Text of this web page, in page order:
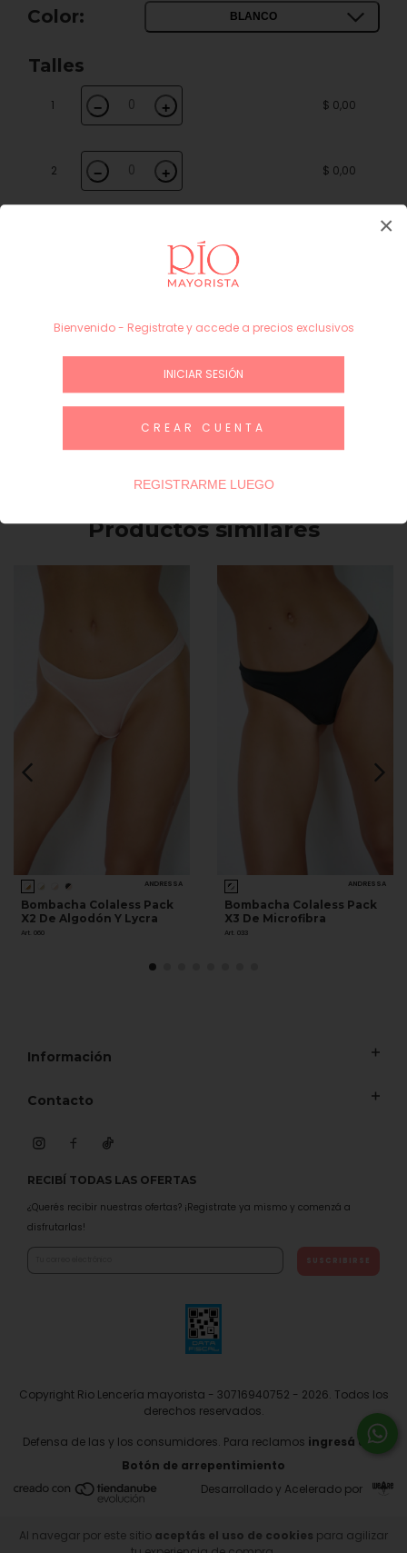
Al navegar por este sitio aceptás el uso de cookies para agilizar
Color: BLANCO
Talles
1 − + $ 0,00
2 − + $ 0,00
Subtotal
INICIAR SESIÓN / REGÍSTRATE
Productos similares
ANDRESSA
Bombacha Colaless Pack
X2 De Algodón Y Lycra
Art. 060
ANDRESSA
Bombacha Colaless Pack
X3 De Microfibra
Art. 033
Información
Contacto
RECIBÍ TODAS LAS OFERTAS
¿Querés recibir nuestras ofertas? ¡Registrate ya mismo y comenzá a
disfrutarlas!
Copyright Rio Lencería mayorista - 30716940752 - 2026. Todos los
derechos reservados.
Defensa de las y los consumidores. Para reclamos ingresá acá.
Botón de arrepentimiento
Desarrollado y Acelerado por
Bienvenido - Registrate y accede a precios exclusivos
INICIAR SESIÓN
CREAR CUENTA
REGISTRARME LUEGO
×